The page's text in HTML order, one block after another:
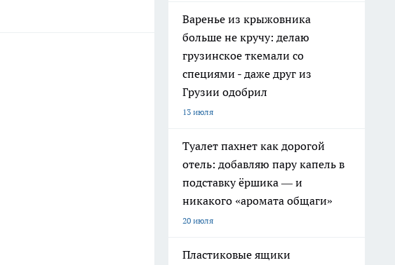
Варенье из крыжовника
больше не кручу: делаю
грузинское ткемали со
специями - даже друг из
Грузии одобрил
13 июля
Туалет пахнет как дорогой
отель: добавляю пару капель в
подставку ёршика — и
никакого «аромата общаги»
20 июля
Пластиковые ящики